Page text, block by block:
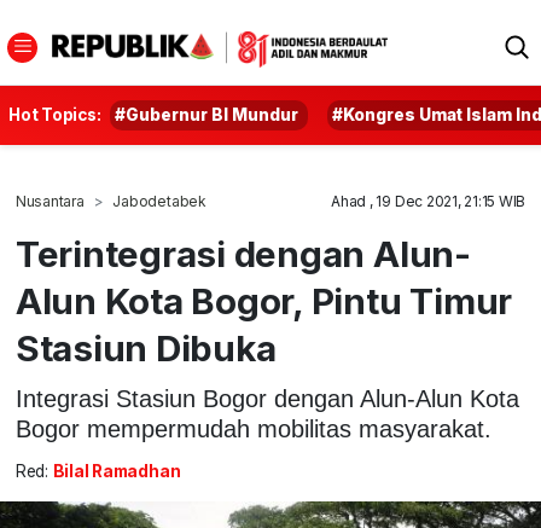
Hot Topics: #Gubernur BI Mundur #Kongres Umat Islam
Nusantara Jabodetabek Ahad , 19 Dec 2021, 21:15 WIB
Terintegrasi dengan Alun-
Alun Kota Bogor, Pintu Timur
Stasiun Dibuka
Integrasi Stasiun Bogor dengan Alun-Alun Kota
Bogor mempermudah mobilitas masyarakat.
Red: Bilal Ramadhan